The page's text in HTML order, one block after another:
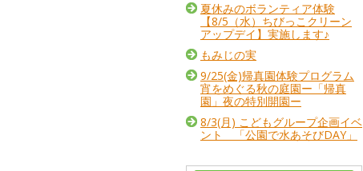
夏休みのボランティア体験
【8/5（水）ちびっこクリーン
アップデイ】実施します♪
もみじの実
9/25(金)帰真園体験プログラム
宵をめぐる秋の庭園ー「帰真
園」夜の特別開園ー
8/3(月) こどもグループ企画イベ
ント 「公園で水あそびDAY」